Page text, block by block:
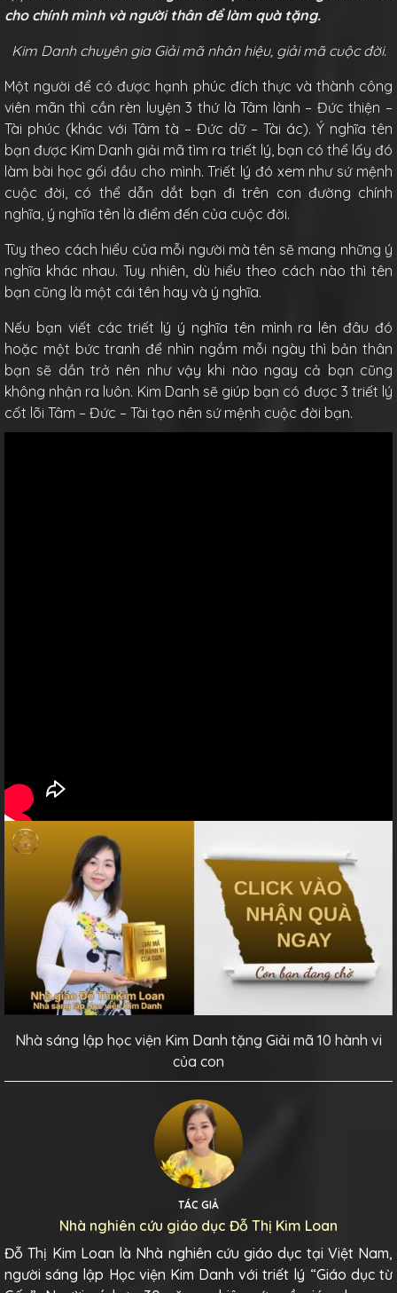
cho chính mình và người thân để làm quà tặng.
Kim Danh chuyên gia Giải mã nhân hiệu, giải mã cuộc đời.
Một người để có được hạnh phúc đích thực và thành công
viên mãn thì cần rèn luyện 3 thứ là Tâm lành – Đức thiện –
Tài phúc (khác với Tâm tà – Đức dữ – Tài ác). Ý nghĩa tên
bạn được Kim Danh giải mã tìm ra triết lý, bạn có thể lấy đó
làm bài học gối đầu cho mình. Triết lý đó xem như sứ mệnh
cuộc đời, có thể dẫn dắt bạn đi trên con đường chính
nghĩa, ý nghĩa tên là điểm đến của cuộc đời.
Tùy theo cách hiểu của mỗi người mà tên sẽ mang những ý
nghĩa khác nhau. Tuy nhiên, dù hiểu theo cách nào thì tên
bạn cũng là một cái tên hay và ý nghĩa.
Nếu bạn viết các triết lý ý nghĩa tên mình ra lên đâu đó
hoặc một bức tranh để nhìn ngắm mỗi ngày thì bản thân
bạn sẽ dần trở nên như vậy khi nào ngay cả bạn cũng
không nhận ra luôn. Kim Danh sẽ giúp bạn có được 3 triết lý
cốt lõi Tâm – Đức – Tài tạo nên sứ mệnh cuộc đời bạn.
Nhà sáng lập học viện Kim Danh tặng Giải mã 10 hành vi
của con
TÁC GIẢ
Nhà nghiên cứu giáo dục Đỗ Thị Kim Loan
Đỗ Thị Kim Loan là Nhà nghiên cứu giáo dục tại Việt Nam,
người sáng lập Học viện Kim Danh với triết lý “Giáo dục từ